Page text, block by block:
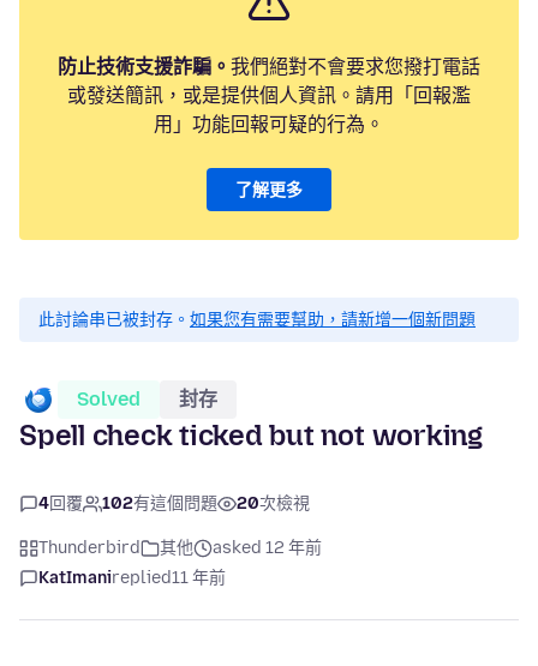
防止技術支援詐騙。 我們絕對不會要求您撥打電話
或發送簡訊，或是提供個人資訊。請用「回報濫
用」功能回報可疑的行為。
了解更多
此討論串已被封存。 如果您有需要幫助，請新增一個新問題
Solved 封存
Spell check ticked but not working
4回覆 102有這個問題 20次檢視
Thunderbird 其他
asked 12 年前
KatImanireplied11 年前